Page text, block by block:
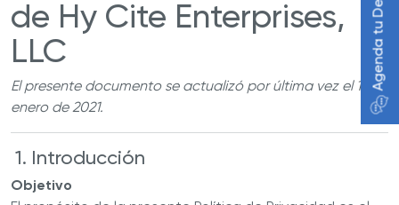
de Hy Cite Enterprises,
LLC
El presente documento se actualizó por última vez el 1 de
enero de 2021.
1. Introducción
Objetivo